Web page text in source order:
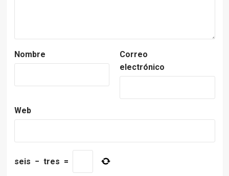
Nombre
Correo
electrónico
Web
seis − tres =